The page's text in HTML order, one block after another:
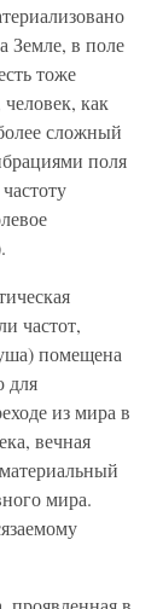
Земле, в поле
тоже
как
сложный
поля
частот,
помещена
для
из мира в
вечная
мира.